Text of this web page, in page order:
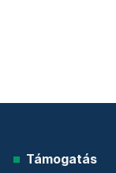
Támogatás